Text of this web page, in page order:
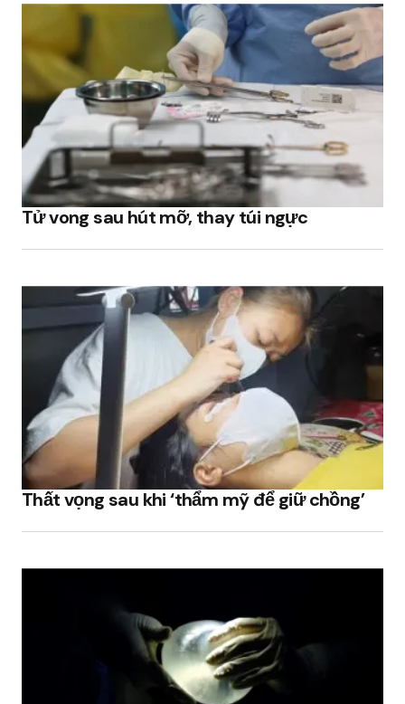
Tử vong sau hút mỡ, thay túi ngực
Thất vọng sau khi ‘thẩm mỹ để giữ chồng’